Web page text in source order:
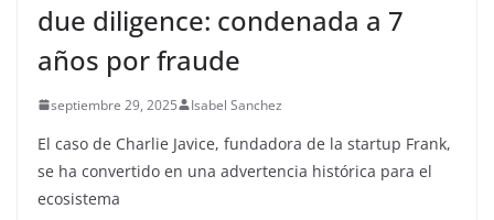
due diligence: condenada a 7
años por fraude
septiembre 29, 2025 Isabel Sanchez
El caso de Charlie Javice, fundadora de la startup Frank,
se ha convertido en una advertencia histórica para el
ecosistema